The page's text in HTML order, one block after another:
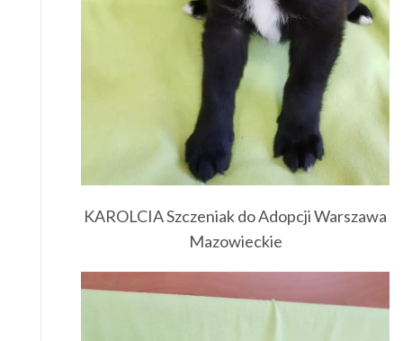
KAROLCIA Szczeniak do Adopcji Warszawa
Mazowieckie